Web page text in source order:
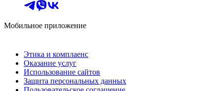
Мобильное приложение
Этика и комплаенс
Оказание услуг
Использование сайтов
Защита персональных данных